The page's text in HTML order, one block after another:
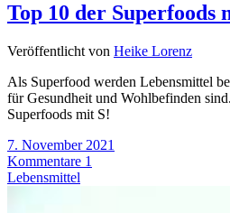
Top 10 der Superfoods
Veröffentlicht von Heike Lorenz
Als Superfood werden Lebensmittel
für Gesundheit und Wohlbefinden
Superfoods mit S!
7. November 2021
Kommentare 1
Lebensmittel